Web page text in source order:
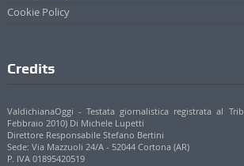
Cookie Policy
Credits
ValdichianaOggi - Testata giornalistica registrata al
Febbraio 2010) Di Michele Lupetti
Direttore Responsabile Stefano Bertini
Sede: Via Mazzuoli 24/A - 52044 Cortona (AR)
P. IVA 01895420519